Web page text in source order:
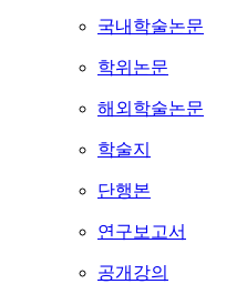
국내학술논문
학위논문
해외학술논문
학술지
단행본
연구보고서
공개강의